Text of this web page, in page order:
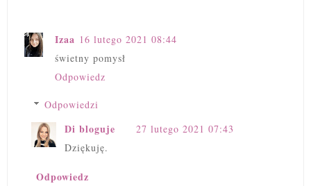
Izaa 16 lutego 2021 08:44
świetny pomysł
Odpowiedz
Odpowiedzi
Di bloguje
27 lutego 2021 07:43
Dziękuję.
Odpowiedz